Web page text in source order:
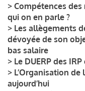
> Compétences
qui on en parle ?
> Les allègements
dévoyée de son
bas salaire
> Le DUERP des
> L’Organisation de
aujourd’hui